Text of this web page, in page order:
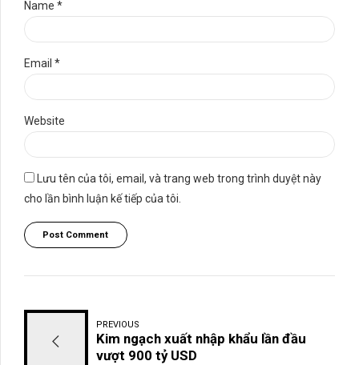
Name *
Email *
Website
Lưu tên của tôi, email, và trang web trong trình duyệt này
cho lần bình luận kế tiếp của tôi.
Post Comment
PREVIOUS
Kim ngạch xuất nhập khẩu lần đầu
vượt 900 tỷ USD